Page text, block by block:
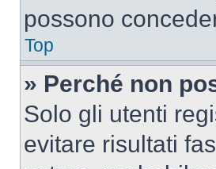
possono
Top
» Perché non
Solo gli utenti
evitare risultati